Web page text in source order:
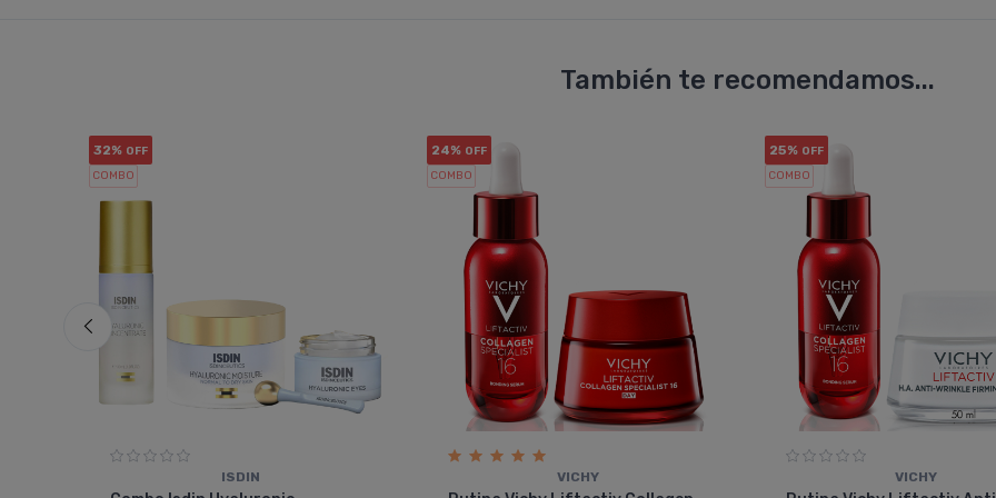
También te recomendamos...
32% OFF
COMBO
ISDIN
24% OFF
COMBO
VICHY
25% OFF
COMBO
VICHY